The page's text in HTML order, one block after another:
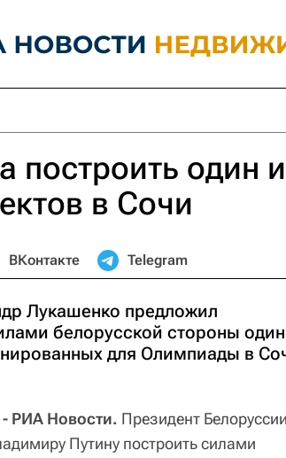
построить один
в Сочи
ВКонтакте Telegram
Лукашенко предложил
белорусской стороны один
для Олимпиады в
РИА Новости. Президент Белоруссии
Путину построить силами